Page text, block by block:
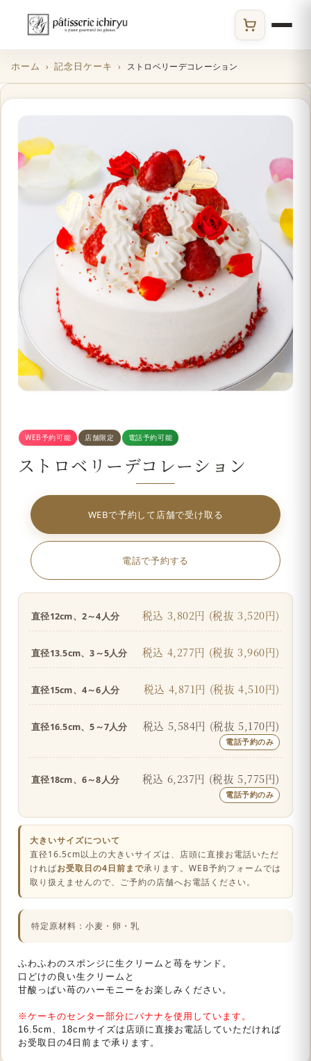
ECサイト
ホーム 記念日ケーキ ストロベリーデコレーション
WEB予約可能 店舗限定 電話予約可能
ストロベリーデコレーション
WEBで予約して店舗で受け取る
電話で予約する
直径12cm、2～4人分 税込 3,802円 (税抜 3,520円)
直径13.5cm、3～5人分 税込 4,277円 (税抜 3,960円)
直径15cm、4～6人分 税込 4,871円 (税抜 4,510円)
直径16.5cm、5～7人分 税込 5,584円 (税抜 5,170円)
電話予約のみ
直径18cm、6～8人分 税込 6,237円 (税抜 5,775円)
電話予約のみ
大きいサイズについて
直径16.5cm以上の大きいサイズは、店頭に直接お電話いただ
ければお受取日の4日前まで承ります。WEB予約フォームでは
取り扱えませんので、ご予約の店舗へお電話ください。
特定原材料：小麦・卵・乳
ふわふわのスポンジに生クリームと苺をサンド。
口どけの良い生クリームと
甘酸っぱい苺のハーモニーをお楽しみください。
※ケーキのセンター部分にバナナを使用しています。
16.5cm、18cmサイズは店頭に直接お電話していただければ
お受取日の4日前まで承ります。